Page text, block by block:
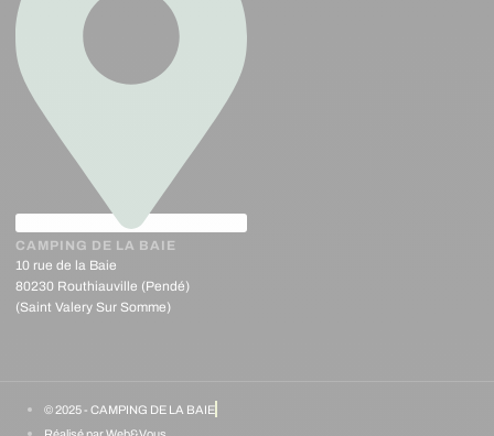
CAMPING DE LA BAIE
10 rue de la Baie
80230 Routhiauville (Pendé)
(Saint Valery Sur Somme)
© 2025 - CAMPING DE LA BAIE